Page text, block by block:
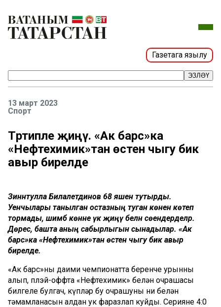
Газетага язылу
ЭЗЛӘҮ
13 март 2023
Спорт
Тәртипле җиңү. «Ак барс»ка
«Нефтехимик»тан өстен чыгу бик
авыр бирелде
Зиннәтулла Билалетдинов 68 яшен тутырды.
Уенчылары танылган остазның туган көнен көтеп
тормады, шимбә көнне үк җиңү белән сөендерделәр.
Дөрес, башта аның сабырлыгын сынадылар. «Ак
барс»ка «Нефтехимик»тан өстен чыгу бик авыр
бирелде.
«Ак барс»ның даими чемпионатта беренче урынны
алып, плэй-оффта «Нефтехимик» белән очрашасы
билгеле булгач, күпләр бу очрашуның ни белән
тәмамланасын алдан ук фаразлап куйды. Сериянең 4:0